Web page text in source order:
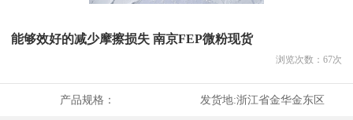
能够效好的减少摩擦损失 南京FEP微粉现货
浏览次数： 67次
产品规格： 发货地:浙江省金华金东区